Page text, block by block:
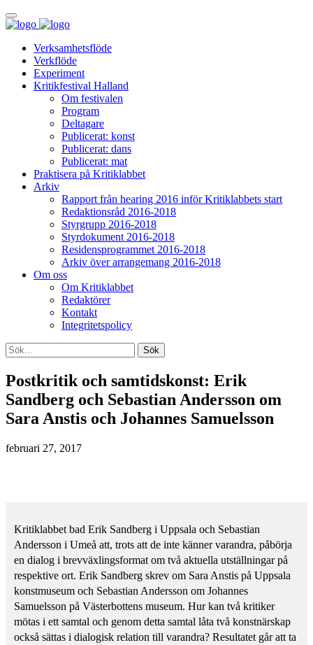
Verksamhetsflöde
Verkflöde
Experiment
Kritikfestival Halland
Om festivalen
Program
Deltagare
Publicerat: konst
Publicerat: dans
Publicerat: mat
Praktisera på Kritiklabbet
Arkiv
Rapport från hearing 2016 inför Kritiklabbets start
Redaktionsråd 2016-2018
Styrgrupp 2016-2018
Styrdokument 2016-2018
Residensprogrammet 2016-2018
Arkiv över arrangemang 2016-2018
Om oss
Om Kritiklabbet
Redaktörer
Kontakt
Integritetspolicy
Postkritik och samtidskonst: Erik
Sandberg och Sebastian Andersson om
Sara Anstis och Johannes Samuelsson
februari 27, 2017
Kritiklabbet bad Erik Sandberg i Uppsala och Sebastian
Andersson i Umeå att, trots att de inte känner varandra, påbörja
en dialog i brevväxlingsformat om två aktuella utställningar på
respektive ort. Erik Sandberg skrev om Sara Anstis på Uppsala
konstmuseum och Sebastian Andersson om Johannes
Samuelsson på Västerbottens museum. Hur kan två kritiker
mötas i ett samtal och genom detta samtal låta två konstnärskap
också sättas i dialogisk relation till varandra? Resultatet går att ta